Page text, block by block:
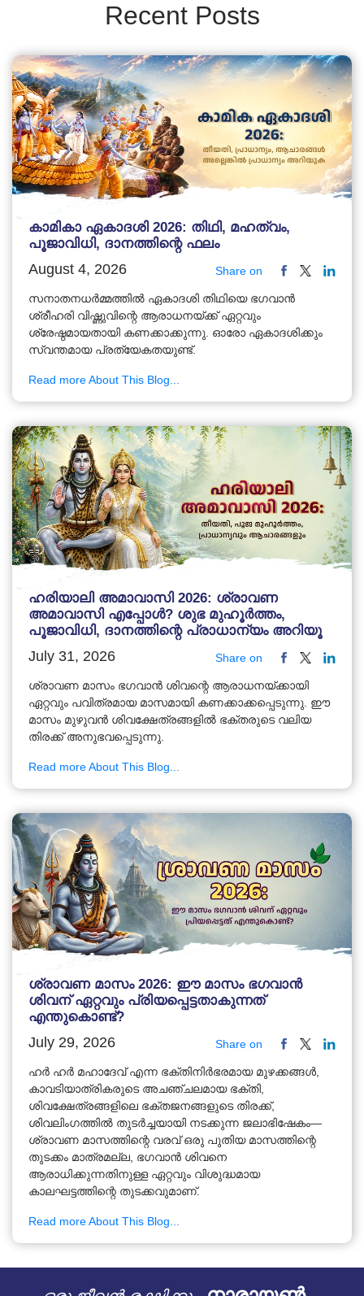
Recent Posts
കാമികാ ഏകാദശി 2026: തിഥി, മഹത്വം,
പൂജാവിധി, ദാനത്തിന്റെ ഫലം
August 4, 2026 Share on
സനാതനധർമ്മത്തിൽ ഏകാദശി തിഥിയെ ഭഗവാൻ
ശ്രീഹരി വിഷ്ണുവിന്റെ ആരാധനയ്ക്ക് ഏറ്റവും
ശ്രേഷ്ഠമായതായി കണക്കാക്കുന്നു. ഓരോ ഏകാദശിക്കും
സ്വന്തമായ പ്രത്യേകതയുണ്ട്.
Read more About This Blog...
ഹരിയാലി അമാവാസി 2026: ശ്രാവണ
അമാവാസി എപ്പോൾ? ശുഭ മുഹൂർത്തം,
പൂജാവിധി, ദാനത്തിന്റെ പ്രാധാന്യം അറിയൂ
July 31, 2026 Share on
ശ്രാവണ മാസം ഭഗവാൻ ശിവന്റെ ആരാധനയ്ക്കായി
ഏറ്റവും പവിത്രമായ മാസമായി കണക്കാക്കപ്പെടുന്നു. ഈ
മാസം മുഴുവൻ ശിവക്ഷേത്രങ്ങളിൽ ഭക്തരുടെ വലിയ
തിരക്ക് അനുഭവപ്പെടുന്നു.
Read more About This Blog...
ശ്രാവണ മാസം 2026: ഈ മാസം ഭഗവാൻ
ശിവന് ഏറ്റവും പ്രിയപ്പെട്ടതാകുന്നത്
എന്തുകൊണ്ട്?
July 29, 2026 Share on
ഹർ ഹർ മഹാദേവ് എന്ന ഭക്തിനിർഭരമായ മുഴക്കങ്ങൾ,
കാവടിയാത്രികരുടെ അചഞ്ചലമായ ഭക്തി,
ശിവക്ഷേത്രങ്ങളിലെ ഭക്തജനങ്ങളുടെ തിരക്ക്,
ശിവലിംഗത്തിൽ തുടർച്ചയായി നടക്കുന്ന ജലാഭിഷേകം—
ശ്രാവണ മാസത്തിന്റെ വരവ് ഒരു പുതിയ മാസത്തിന്റെ
തുടക്കം മാത്രമല്ല, ഭഗവാൻ ശിവനെ
ആരാധിക്കുന്നതിനുള്ള ഏറ്റവും വിശുദ്ധമായ
കാലഘട്ടത്തിന്റെ തുടക്കവുമാണ്.
Read more About This Blog...